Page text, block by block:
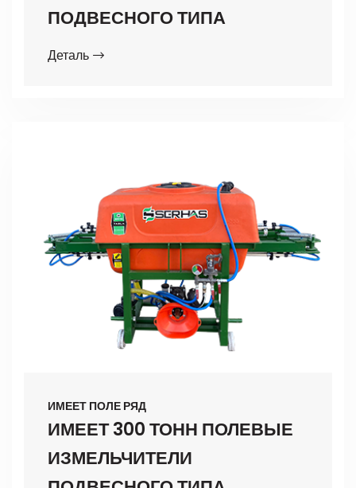
ПОДВЕСНОГО ТИПА
Деталь
ИМЕЕТ ПОЛЕ РЯД
ИМЕЕТ 300 ТОНН ПОЛЕВЫЕ
ИЗМЕЛЬЧИТЕЛИ